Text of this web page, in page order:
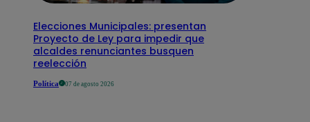
Elecciones Municipales: presentan
Proyecto de Ley para impedir que
alcaldes renunciantes busquen
reelección
Política 07 de agosto 2026